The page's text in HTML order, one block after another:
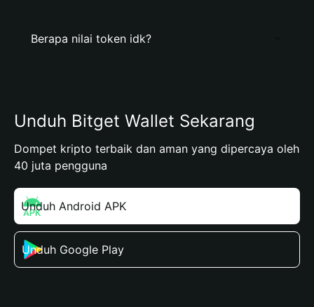
Berapa nilai token idk?
Unduh Bitget Wallet Sekarang
Dompet kripto terbaik dan aman yang dipercaya oleh
40 juta pengguna
Unduh Android APK
Unduh Google Play